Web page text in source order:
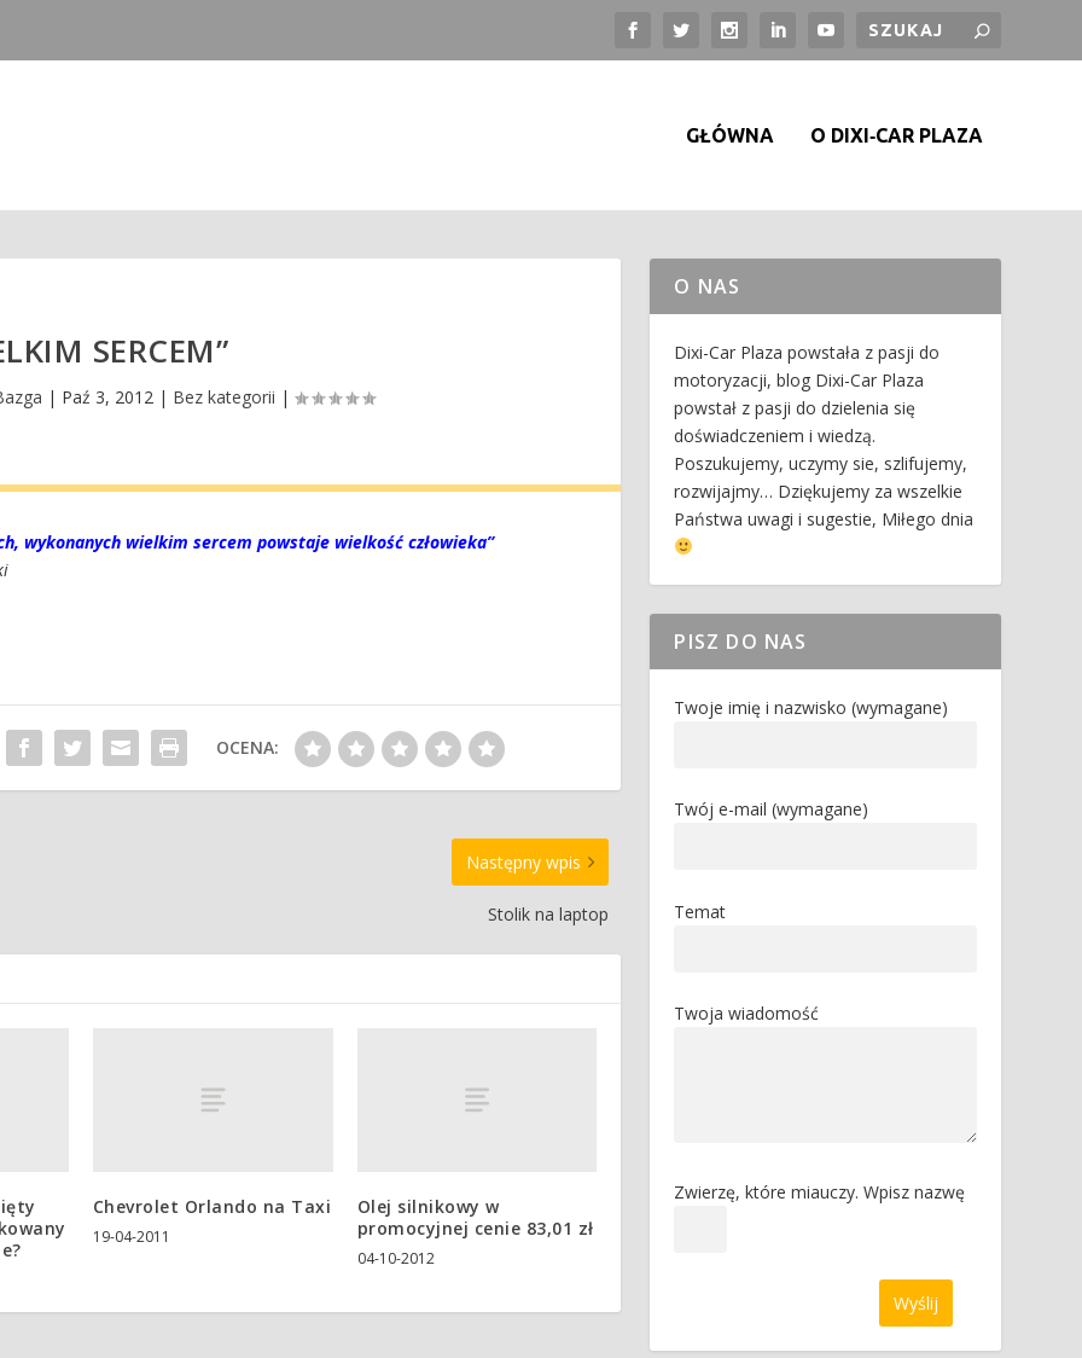
GŁÓWNA O DIXI‑CAR PLAZA
SERCEM”
| Paź 3, 2012 | Bez kategorii |
wykonanych wielkim sercem powstaje wielkość człowieka”
OCENA:
Następny wpis
Stolik na laptop
Chevrolet Orlando na Taxi
19-04-2011
Olej silnikowy w
promocyjnej cenie 83,01 zł
04-10-2012
O NAS
Dixi-Car Plaza powstała z pasji do
motoryzacji, blog Dixi-Car Plaza
powstał z pasji do dzielenia się
doświadczeniem i wiedzą.
Poszukujemy, uczymy sie, szlifujemy,
rozwijajmy… Dziękujemy za wszelkie
Państwa uwagi i sugestie, Miłego dnia
PISZ DO NAS
Twoje imię i nazwisko (wymagane)
Twój e-mail (wymagane)
Temat
Twoja wiadomość
Zwierzę, które miauczy. Wpisz nazwę